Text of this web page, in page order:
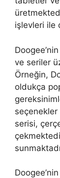
işlevleri ile
ve seriler
Örneğin,
oldukça
seçenekler
serisi,